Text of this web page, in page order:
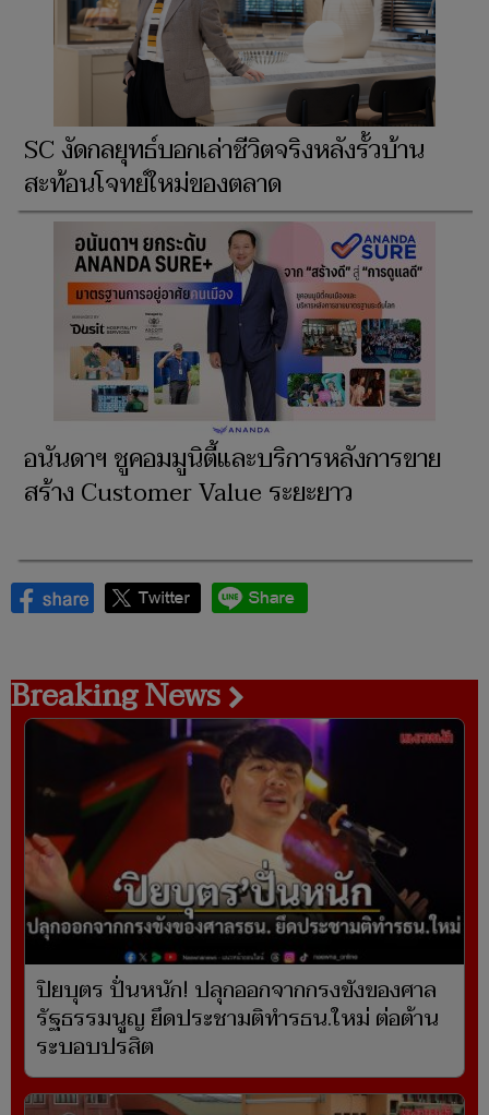
SC งัดกลยุทธ์บอกเล่าชีวิตจริงหลังรั้วบ้าน
สะท้อนโจทย์ใหม่ของตลาด
อนันดาฯ ชูคอมมูนิตี้และบริการหลังการขาย
สร้าง Customer Value ระยะยาว
Breaking News
ปิยบุตร ปั่นหนัก! ปลุกออกจากกรงขังของศาล
รัฐธรรมนูญ ยึดประชามติทำรธน.ใหม่ ต่อต้าน
ระบอบปรสิต